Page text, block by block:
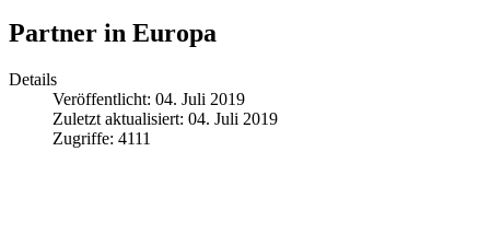
Partner in Europa
Details
Veröffentlicht: 04. Juli 2019
Zuletzt aktualisiert: 04. Juli 2019
Zugriffe: 4111